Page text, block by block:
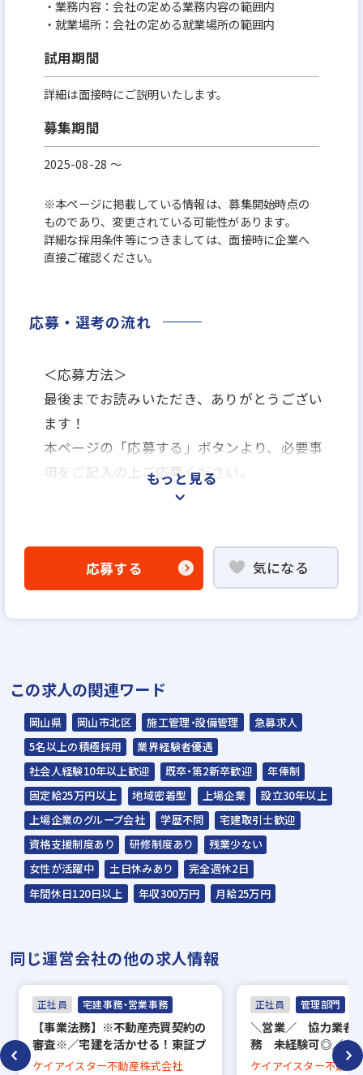
・業務内容：会社の定める業務内容の範囲内
・就業場所：会社の定める就業場所の範囲内
試用期間
詳細は面接時にご説明いたします。
募集期間
2025-08-28 〜
※本ページに掲載している情報は、募集開始時点の
ものであり、変更されている可能性があります。
詳細な採用条件等につきましては、面接時に企業へ
直接ご確認ください。
応募・選考の流れ
＜応募方法＞
最後までお読みいただき、ありがとうござい
ます！
本ページの「応募する」ボタンより、必要事
項をご記入の上ご応募ください。
「応募する」よりエントリー
WEB応募書類による書類選考
▼
▼
内定
☆ご応募から内定までは3～4週間を予定。
☆入社時期は相談に応じます。現在、在職中
の方も積極的にご応募ください。
☆応募の秘密は厳守いたします。
グッドデザイン賞・キ
ッズ賞などの受賞をし
こだわっております。
2023年 第17回 キッ
ズデザイン賞 受賞！
2023年 第17回 キッ
ズデザイン賞 受賞！
もっと見る
応募する 気になる
この求人の関連ワード
岡山県 岡山市北区 施工管理・設備管理
急募求人
5名以上の積極採用
業界経験者優遇
社会人経験10年以上歓迎
既卒・第2新卒歓迎
年俸制
固定給25万円以上
地域密着型 上場企業
設立30年以上
上場企業のグループ会社
学歴不問
宅建取引士歓迎
資格支援制度あり
研修制度あり
残業少ない
女性が活躍中
土日休みあり
完全週休2日
年間休日120日以上
年収300万円 月給25万円
同じ運営会社の他の求人情報
正社員 宅建事務・営業事務
【事業法務】※不動産売買契約の
審査※／宅建を活かせる！東証プ
ライム市場上場企業／年間休日
ケイアイスター不動産株式会社
正社員 管理部門
＼営業／ 協力業者
務 未経験可◎／土
休日120日／インセ
ケイアイスター不動産